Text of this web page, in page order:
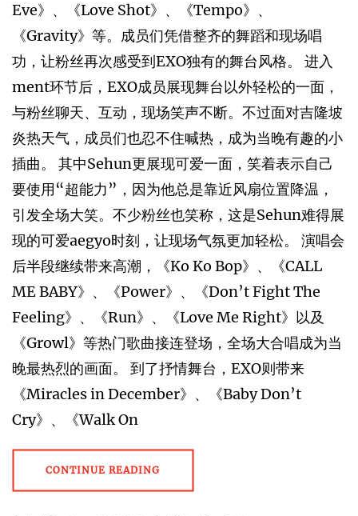
Eve》、《Love Shot》、《Tempo》、
《Gravity》等。成员们凭借整齐的舞蹈和现场唱
功，让粉丝再次感受到EXO独有的舞台风格。 进入
ment环节后，EXO成员展现舞台以外轻松的一面，
与粉丝聊天、互动，现场笑声不断。不过面对吉隆坡
炎热天气，成员们也忍不住喊热，成为当晚有趣的小
插曲。 其中Sehun更展现可爱一面，笑着表示自己
要使用“超能力”，因为他总是靠近风扇位置降温，
引发全场大笑。不少粉丝也笑称，这是Sehun难得展
现的可爱aegyo时刻，让现场气氛更加轻松。 演唱会
后半段继续带来高潮，《Ko Ko Bop》、《CALL
ME BABY》、《Power》、《Don’t Fight The
Feeling》、《Run》、《Love Me Right》以及
《Growl》等热门歌曲接连登场，全场大合唱成为当
晚最热烈的画面。 到了抒情舞台，EXO则带来
《Miracles in December》、《Baby Don’t
Cry》、《Walk On
CONTINUE READING